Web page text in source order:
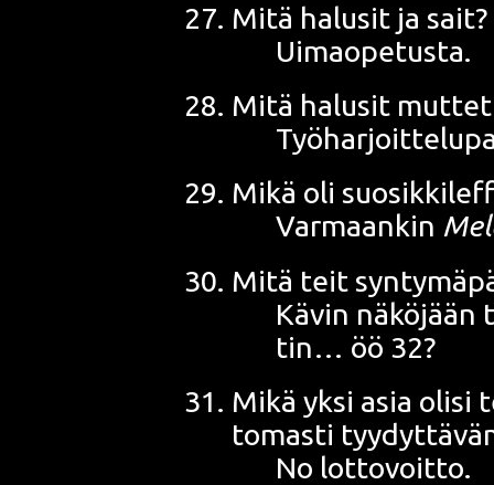
Mitä halusit ja sait?
Uimaopetusta.
Mitä halusit mut­tet
Mikä oli
Var­maan­kin
Mitä teit
Kävin näkö­jään
tin… öö 32?
Mikä yksi asia
to­mas­ti
No lottovoitto.